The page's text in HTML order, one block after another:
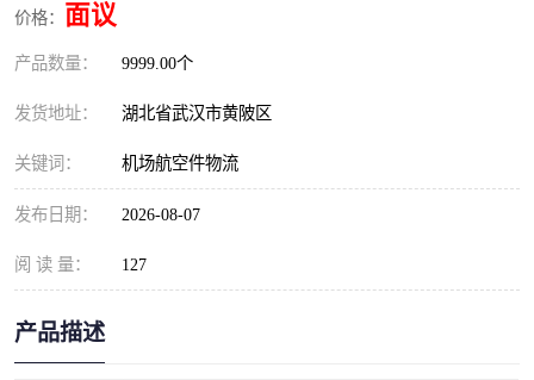
价格： 面议
产品数量： 9999.00个
发货地址： 湖北省武汉市黄陂区
关键词： 机场航空件物流
发布日期： 2026-08-07
阅 读 量： 127
产品描述